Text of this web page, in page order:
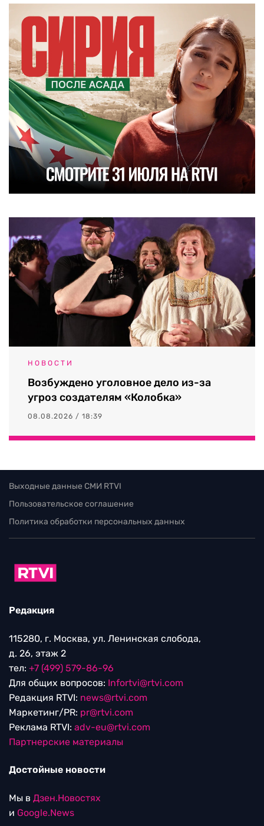
НОВОСТИ
Возбуждено уголовное дело из-за
угроз создателям «Колобка»
08.08.2026 / 18:39
Выходные данные СМИ RTVI
Пользовательское соглашение
Политика обработки персональных данных
Редакция
115280, г. Москва, ул. Ленинская слобода,
д. 26, этаж 2
тел: +7 (499) 579-86-96
Для общих вопросов: Infortvi@rtvi.com
Редакция RTVI: news@rtvi.com
Маркетинг/PR: pr@rtvi.com
Реклама RTVI: adv-eu@rtvi.com
Партнерские материалы
Достойные новости
Мы в Дзен.Новостях
и Google.News